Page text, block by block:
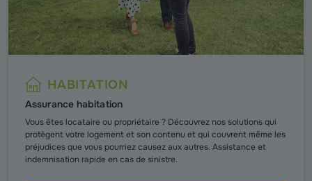
HABITATION
Assurance habitation
Vous êtes locataire ou propriétaire ? Découvrez nos solutions qui
protègent votre logement et son contenu et qui couvrent même les
préjudices que vous pourriez causez aux autres. Assistance et
indemnisation rapide en cas de sinistre.